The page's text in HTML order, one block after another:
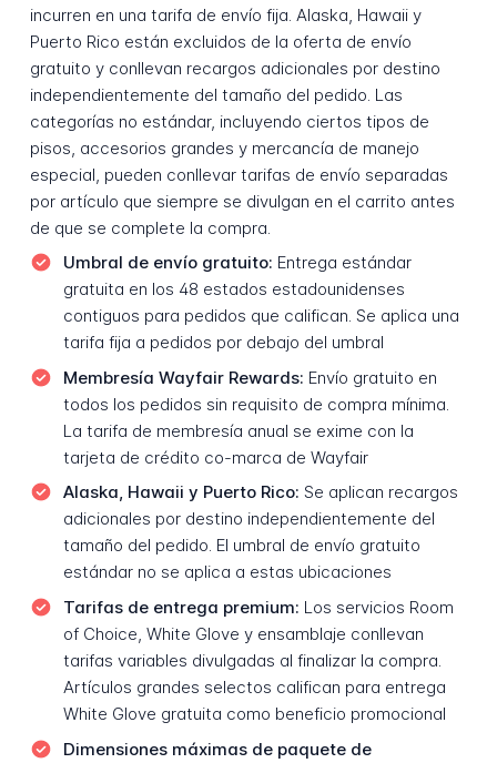
incurren en una tarifa de envío fija. Alaska, Hawaii y
Puerto Rico están excluidos de la oferta de envío
gratuito y conllevan recargos adicionales por destino
independientemente del tamaño del pedido. Las
categorías no estándar, incluyendo ciertos tipos de
pisos, accesorios grandes y mercancía de manejo
especial, pueden conllevar tarifas de envío separadas
por artículo que siempre se divulgan en el carrito antes
de que se complete la compra.
Umbral de envío gratuito: Entrega estándar
gratuita en los 48 estados estadounidenses
contiguos para pedidos que califican. Se aplica una
tarifa fija a pedidos por debajo del umbral
Membresía Wayfair Rewards: Envío gratuito en
todos los pedidos sin requisito de compra mínima.
La tarifa de membresía anual se exime con la
tarjeta de crédito co-marca de Wayfair
Alaska, Hawaii y Puerto Rico: Se aplican recargos
adicionales por destino independientemente del
tamaño del pedido. El umbral de envío gratuito
estándar no se aplica a estas ubicaciones
Tarifas de entrega premium: Los servicios Room
of Choice, White Glove y ensamblaje conllevan
tarifas variables divulgadas al finalizar la compra.
Artículos grandes selectos califican para entrega
White Glove gratuita como beneficio promocional
Dimensiones máximas de paquete de